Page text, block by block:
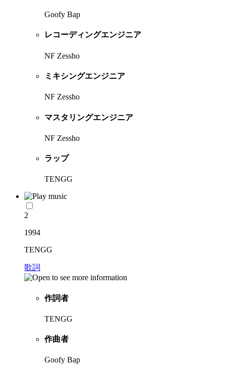
Goofy Bap
レコーディングエンジニア
NF Zessho
ミキシングエンジニア
NF Zessho
マスタリングエンジニア
NF Zessho
ラップ
TENGG
2
1994
TENGG
歌詞
作詞者
TENGG
作曲者
Goofy Bap